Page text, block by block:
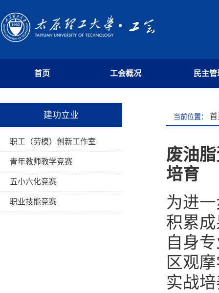
首页 工会概况 民主管
建功立业
职工（劳模）创新工作室
青年教师教学竞赛
五小六化竞赛
职业技能竞赛
当前位置：
废油
培育
为进
积累
自身
区观
实战